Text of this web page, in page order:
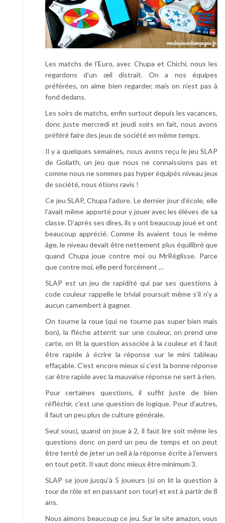
Les matchs de l’Euro, avec Chupa et Chichi, nous les
regardons d’un œil distrait. On a nos équipes
préférées, on aime bien regarder, mais on n’est pas à
fond dedans.
Les soirs de matchs, enfin surtout depuis les vacances,
donc juste mercredi et jeudi soirs en fait, nous avons
préféré faire des jeux de société en même temps.
Il y a quelques semaines, nous avons reçu le jeu SLAP
de Goliath, un jeu que nous ne connaissions pas et
comme nous ne sommes pas hyper équipés niveau jeux
de société, nous étions ravis !
Ce jeu SLAP, Chupa l’adore. Le dernier jour d’école, elle
l’avait même apporté pour y jouer avec les élèves de sa
classe. D’après ses dires, ils y ont beaucoup joué et ont
beaucoup apprécié. Comme ils avaient tous le même
âge, le niveau devait être nettement plus équilibré que
quand Chupa joue contre moi ou MrRéglisse. Parce
que contre moi, elle perd forcément …
SLAP est un jeu de rapidité qui par ses questions à
code couleur rappelle le trivial poursuit même s’il n’y a
aucun camembert à gagner.
On tourne la roue (qui ne tourne pas super bien mais
bon), la flèche atterrit sur une couleur, on prend une
carte, on lit la question associée à la couleur et il faut
être rapide à écrire la réponse sur le mini tableau
effaçable. C’est encore mieux si c’est la bonne réponse
car être rapide avec la mauvaise réponse ne sert à rien.
Pour certaines questions, il suffit juste de bien
réfléchir, c’est une question de logique. Pour d’autres,
il faut un peu plus de culture générale.
Seul souci, quand on joue à 2, il faut lire soit même les
questions donc on perd un peu de temps et on peut
être tenté de jeter un oeil à la réponse écrite à l’envers
en tout petit. Il vaut donc mieux être minimum 3.
SLAP se joue jusqu’à 5 joueurs (si on lit la question à
tour de rôle et en passant son tour) et est à partir de 8
ans.
Nous aimons beaucoup ce jeu. Sur le site amazon, vous